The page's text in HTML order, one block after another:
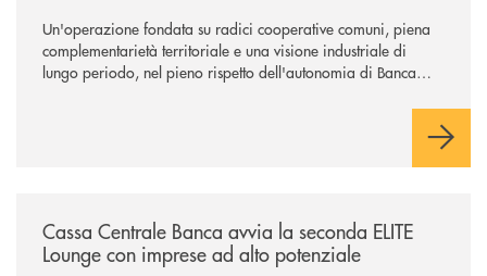
Un'operazione fondata su radici cooperative comuni, piena
complementarietà territoriale e una visione industriale di
lungo periodo, nel pieno rispetto dell'autonomia di Banca
negoziazione esclusiva per la finalizzazione dell’operazione.
Cassa Centrale Banca avvia la seconda ELITE
Lounge con imprese ad alto potenziale